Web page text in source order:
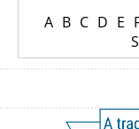
A B C D E
S